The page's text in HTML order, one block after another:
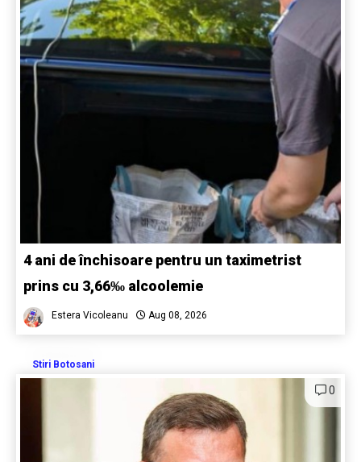
4 ani de închisoare pentru un taximetrist
prins cu 3,66‰ alcoolemie
Estera Vicoleanu Aug 08, 2026
Stiri Botosani
0